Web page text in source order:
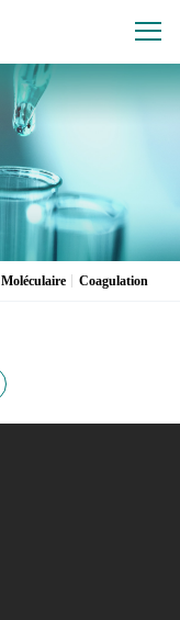
Moléculaire Coagulation